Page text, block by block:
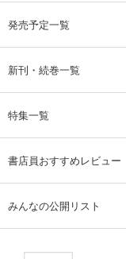
発売予定一覧
新刊・続巻一覧
特集一覧
書店員おすすめレビュー
みんなの公開リスト